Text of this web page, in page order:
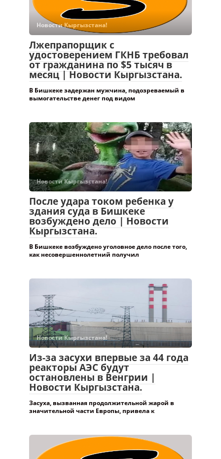
Новости Кыргызстана!
Лжепрапорщик с
удостоверением ГКНБ требовал
от гражданина по $5 тысяч в
месяц | Новости Кыргызстана.
В Бишкеке задержан мужчина, подозреваемый в
вымогательстве денег под видом
Новости Кыргызстана!
После удара током ребенка у
здания суда в Бишкеке
возбуждено дело | Новости
Кыргызстана.
В Бишкеке возбуждено уголовное дело после того,
как несовершеннолетний получил
Новости Кыргызстана!
Из-за засухи впервые за 44 года
реакторы АЭС будут
остановлены в Венгрии |
Новости Кыргызстана.
Засуха, вызванная продолжительной жарой в
значительной части Европы, привела к